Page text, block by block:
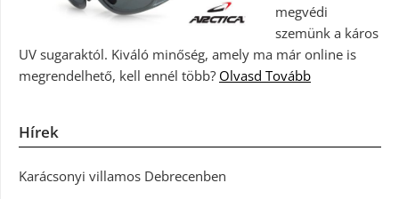
megvédi
szemünk a káros
UV sugaraktól. Kiváló minőség, amely ma már online is
megrendelhető, kell ennél több? Olvasd Tovább
Hírek
Karácsonyi villamos Debrecenben